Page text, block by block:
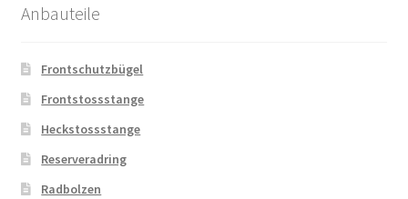
Anbauteile
Frontschutzbügel
Frontstossstange
Heckstossstange
Reserveradring
Radbolzen